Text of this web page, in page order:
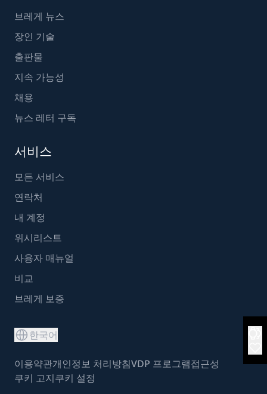
브레게 뉴스
장인 기술
출판물
지속 가능성
채용
뉴스 레터 구독
서비스
모든 서비스
연락처
내 계정
위시리스트
사용자 매뉴얼
비교
브레게 보증
한국어
이용약관개인정보 처리방침VDP 프로그램접근성
쿠키 고지쿠키 설정